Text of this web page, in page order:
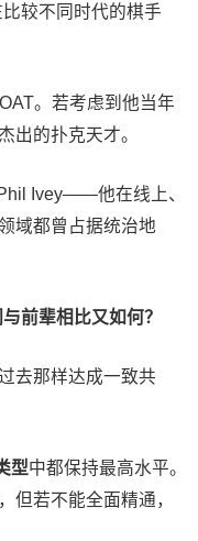
较不同时代的棋手
。若考虑到他当年
出的扑克天才。
Ivey——他在线上、
域都曾占据统治地
前辈相比又如何？
去那样达成一致共
型中都保持最高水平。
但若不能全面精通，